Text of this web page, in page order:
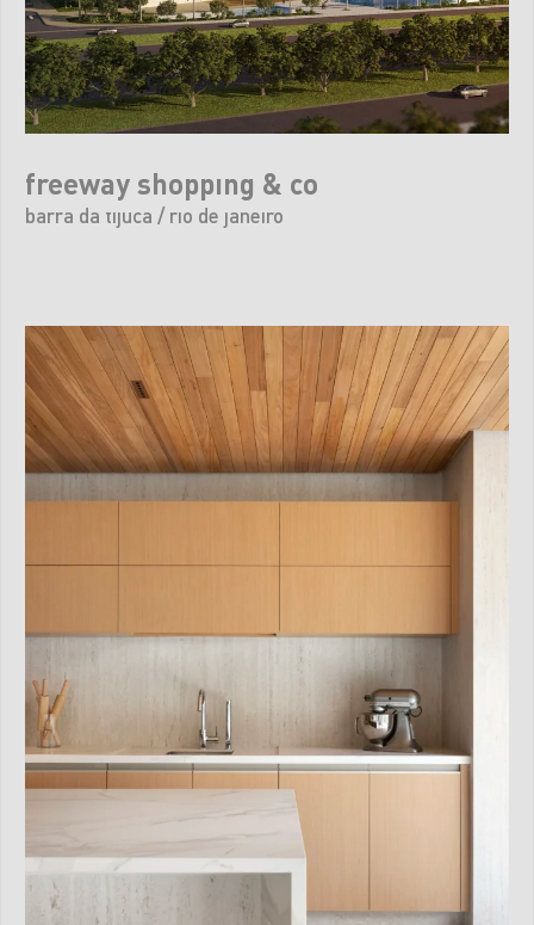
freeway shopping & co
barra da tijuca / rio de janeiro